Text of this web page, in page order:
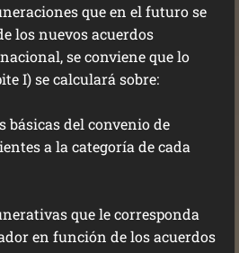
que en el futuro se
los nuevos acuerdos
se conviene que lo
I) se calculará sobre:
básicas del convenio de
a la categoría de cada
que le corresponda
en función de los acuerdos